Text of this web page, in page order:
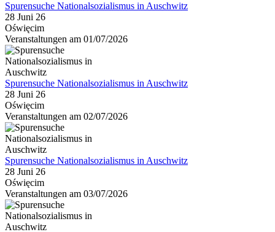
Spurensuche Nationalsozialismus in Auschwitz
28 Juni 26
Oświęcim
Veranstaltungen am 01/07/2026
Spurensuche Nationalsozialismus in Auschwitz
28 Juni 26
Oświęcim
Veranstaltungen am 02/07/2026
Spurensuche Nationalsozialismus in Auschwitz
28 Juni 26
Oświęcim
Veranstaltungen am 03/07/2026